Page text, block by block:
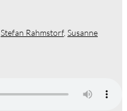
Stefan Rahmstorf, Susanne